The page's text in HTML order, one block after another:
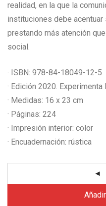
realidad, en la que la
instituciones debe
prestando más atención
social.
· ISBN: 978-84-18049-12-5
· Edición 2020. Experimenta
· Medidas: 16 x 23 cm
· Páginas: 224
· Impresión interior: color
· Encuadernación: rústica